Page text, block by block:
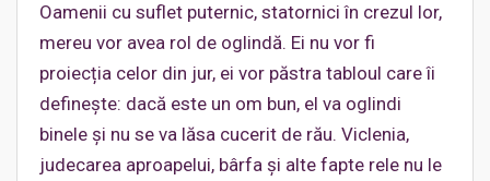
Oamenii cu suflet puternic, statornici în crezul lor,
mereu vor avea rol de oglindă. Ei nu vor fi
proiecția celor din jur, ei vor păstra tabloul care îi
definește: dacă este un om bun, el va oglindi
binele și nu se va lăsa cucerit de rău. Viclenia,
judecarea aproapelui, bârfa și alte fapte rele nu le